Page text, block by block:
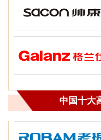
中国十大